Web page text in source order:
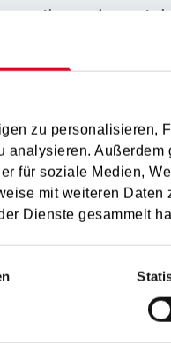
zu personalisieren,
analysieren.
für soziale Medien,
mit weiteren
Dienste gesammelt
steht
Mahler)
begegnen.
einzugehen und